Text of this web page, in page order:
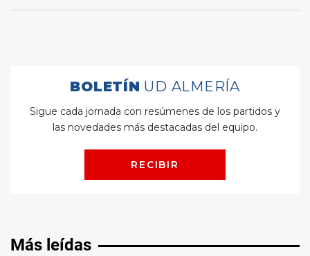
Más leídas